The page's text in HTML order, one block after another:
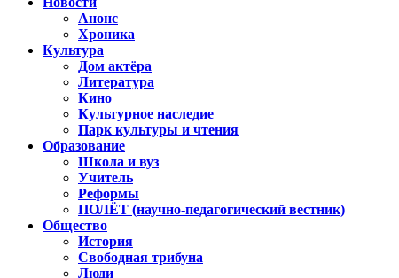
Анонс
Хроника
Культура
Дом актёра
Литература
Кино
Культурное наследие
Парк культуры и чтения
Образование
Школа и вуз
Учитель
Реформы
ПОЛЁТ (научно-педагогический вестник)
Общество
История
Свободная трибуна
Люди